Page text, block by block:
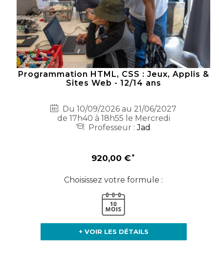
Programmation HTML, CSS : Jeux, Applis &
Sites Web - 12/14 ans
Du 10/09/2026 au 21/06/2027
de 17h40 à 18h55 le Mercredi
Professeur :Jad
920,00 €
Choisissez votre formule :
+ VOIR LES DÉTAILS